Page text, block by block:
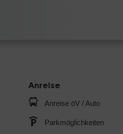
Anreise
Anreise öV / Auto
Parkmöglichkeiten